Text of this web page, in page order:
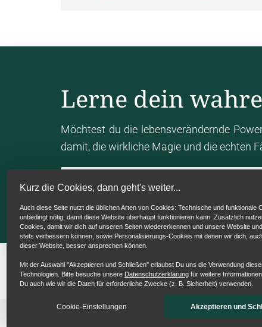
Kurz die Cookies, dann geht's weiter...
Auch diese Seite nutzt die üblichen Arten von Cookies: Technische und funktionale
unbedingt nötig, damit diese Website überhaupt funktionieren kann. Zusätzlich
Cookies, damit wir dich auf unseren Seiten wiedererkennen und unsere Website
stets verbessern können, sowie Personalisierungs-Cookies mit denen wir dich,
dieser Website, besser ansprechen können.
Mit der Auswahl "Akzeptieren und Schließen" erlaubst Du uns die Verwendung
Technologien. Bitte besuche unsere Datenschutzerklärung für weitere
Du auch wie wir die Daten für erforderliche Zwecke (z. B. Sicherheit) verwenden.
Cookie-Einstellungen Akzeptieren und
Lerne dein
Möchtest du die lebensverändernde
damit, die wirkliche Magie und die echten
Mein Human Design Chart